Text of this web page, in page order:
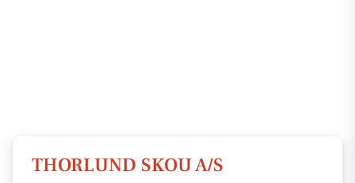
THORLUND SKOU A/S